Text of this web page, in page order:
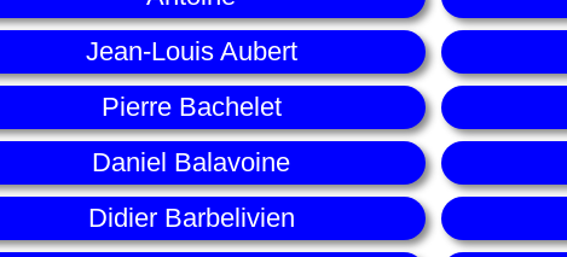
Jean-Louis Aubert
Pierre Bachelet
Daniel Balavoine
Didier Barbelivien